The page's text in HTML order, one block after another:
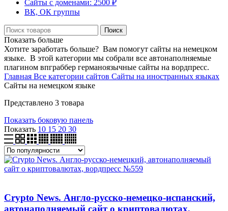
Сайты с доменами: 2500 ₽
ВК, ОК группы
Поиск
Показать больше
Хотите заработать больше? Вам помогут сайты на немецком
языке. В этой категории мы собрали все автонаполняемые
плагином впграббер германоязычные сайты на вордпресс.
Главная Все категории сайтов Сайты на иностранных языках
Сайты на немецком языке
Представлено 3 товара
Показать боковую панель
Показать 10 15 20 30
Crypto News. Англо-русско-немецко-испанский,
автонаполняемый сайт о криптовалютах,